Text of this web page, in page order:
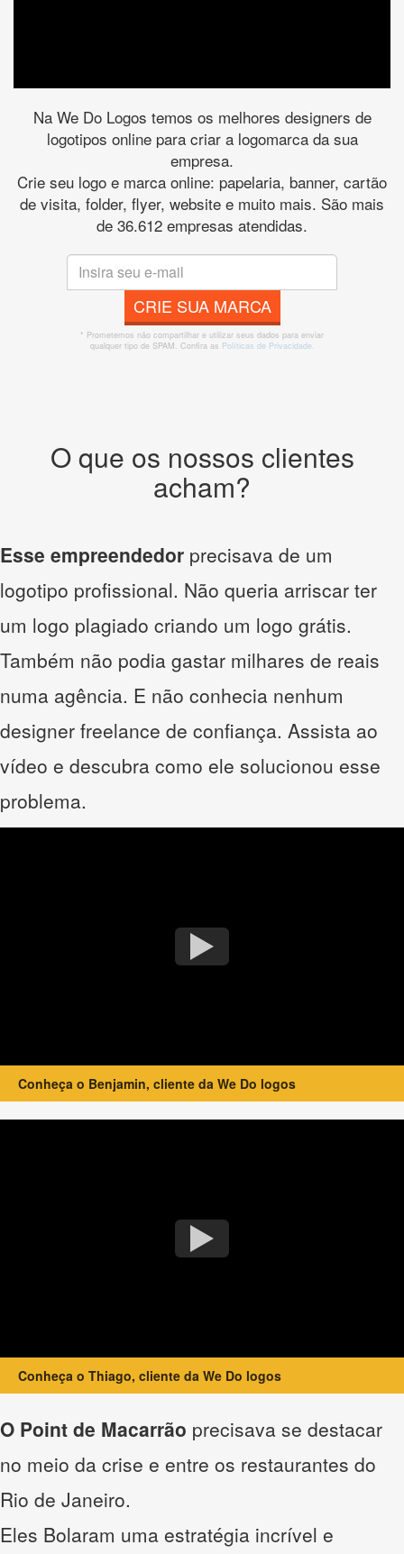
Na We Do Logos temos os melhores designers de
logotipos online para criar a logomarca da sua
empresa.
Crie seu logo e marca online: papelaria, banner, cartão
de visita, folder, flyer, website e muito mais. São mais
de 36.612 empresas atendidas.
CRIE SUA MARCA
* Prometemos não compartilhar e utilizar seus dados para enviar
qualquer tipo de SPAM. Confira as Políticas de Privacidade.
O que os nossos clientes
acham?
Esse empreendedor precisava de um
logotipo profissional. Não queria arriscar ter
um logo plagiado criando um logo grátis.
Também não podia gastar milhares de reais
numa agência. E não conhecia nenhum
designer freelance de confiança. Assista ao
vídeo e descubra como ele solucionou esse
problema.
Conheça o Benjamin, cliente da We Do logos
Conheça o Thiago, cliente da We Do logos
O Point de Macarrão precisava se destacar
no meio da crise e entre os restaurantes do
Rio de Janeiro.
Eles Bolaram uma estratégia incrível e